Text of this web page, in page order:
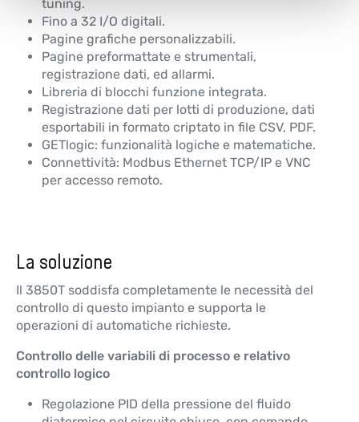
tuning.
Fino a 32 I/O digitali.
Pagine grafiche personalizzabili.
Pagine preformattate e strumentali,
registrazione dati, ed allarmi.
Libreria di blocchi funzione integrata.
Registrazione dati per lotti di produzione, dati
esportabili in formato criptato in file CSV, PDF.
GETlogic: funzionalità logiche e matematiche.
Connettività: Modbus Ethernet TCP/IP e VNC
per accesso remoto.
La soluzione
Il 3850T soddisfa completamente le necessità del
controllo di questo impianto e supporta le
operazioni di automatiche richieste.
Controllo delle variabili di processo e relativo
controllo logico
Regolazione PID della pressione del fluido